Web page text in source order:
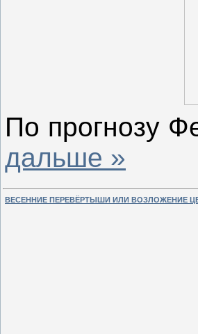
По прогнозу
дальше »
ВЕСЕННИЕ ПЕРЕВЁРТЫШИ ИЛИ ВОЗЛОЖЕНИЕ